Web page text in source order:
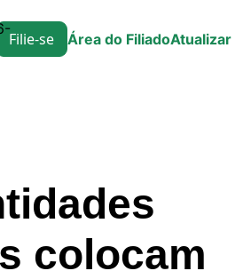
Filie-se Área do Filiado
colocam